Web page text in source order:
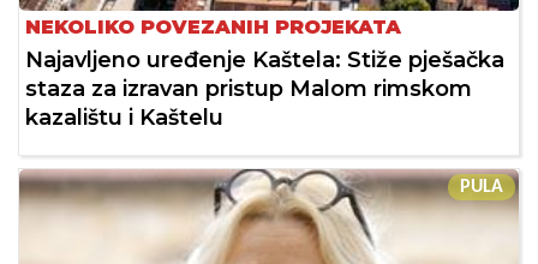
NEKOLIKO POVEZANIH PROJEKATA
Najavljeno uređenje Kaštela: Stiže pješačka
staza za izravan pristup Malom rimskom
kazalištu i Kaštelu
PULA